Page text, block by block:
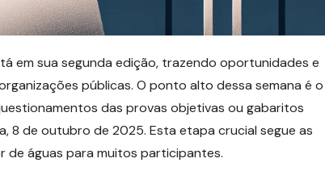
em sua segunda edição, trazendo oportunidades e
públicas. O ponto alto dessa semana é o
das provas objetivas ou gabaritos
8 de outubro de 2025. Esta etapa crucial segue as
de águas para muitos participantes.